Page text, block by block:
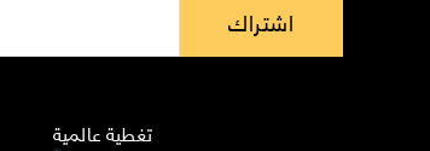
اشتراك
تغطية عالمية